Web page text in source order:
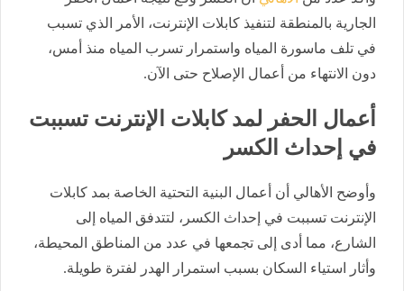
الجارية بالمنطقة لتنفيذ كابلات الإنترنت، الأمر الذي تسبب
في تلف ماسورة المياه واستمرار تسرب المياه منذ أمس،
دون الانتهاء من أعمال الإصلاح حتى الآن.
أعمال الحفر لمد كابلات الإنترنت تسببت
في إحداث الكسر
وأوضح الأهالي أن أعمال البنية التحتية الخاصة بمد كابلات
الإنترنت تسببت في إحداث الكسر، لتتدفق المياه إلى
الشارع، مما أدى إلى تجمعها في عدد من المناطق المحيطة،
وأثار استياء السكان بسبب استمرار الهدر لفترة طويلة.